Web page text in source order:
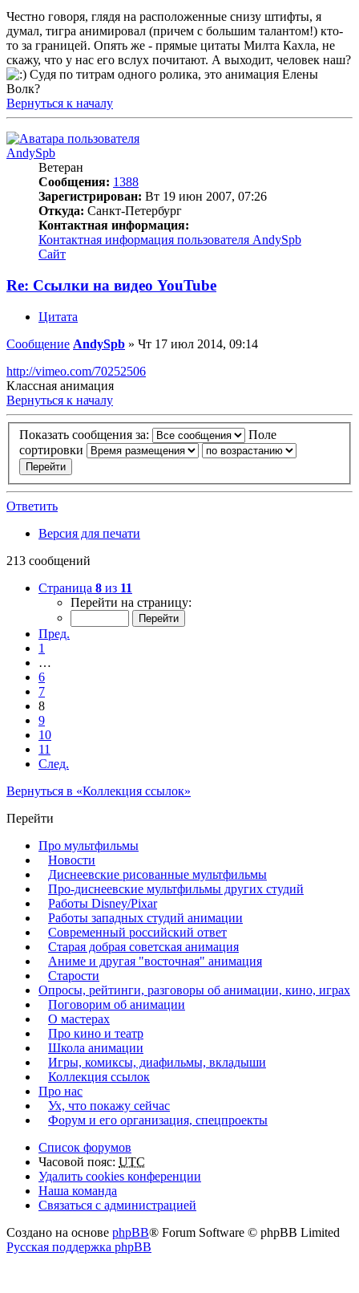
Честно говоря, глядя на расположенные снизу штифты, я
думал, тигра анимировал (причем с большим талантом!) кто-
то за границей. Опять же - прямые цитаты Милта Кахла, не
скажу, что у нас его вслух почитают. А выходит, человек наш?
Судя по титрам одного ролика, это анимация Елены
Волк?
Вернуться к началу
AndySpb
Ветеран
Сообщения: 1388
Зарегистрирован: Вт 19 июн 2007, 07:26
Откуда: Санкт-Петербург
Контактная информация:
Контактная информация пользователя AndySpb
Сайт
Re: Ссылки на видео YouTube
Цитата
Сообщение AndySpb » Чт 17 июл 2014, 09:14
http://vimeo.com/70252506
Классная анимация
Вернуться к началу
Показать сообщения за:
Поле
сортировки
Ответить
Версия для печати
213 сообщений
Страница 8 из 11
Перейти на страницу:
Пред.
1
…
6
7
8
9
10
11
След.
Вернуться в «Коллекция ссылок»
Перейти
Про мультфильмы
Новости
Диснеевские рисованные мультфильмы
Про-диснеевские мультфильмы других студий
Работы Disney/Pixar
Работы западных студий анимации
Современный российский ответ
Старая добрая советская анимация
Аниме и другая "восточная" анимация
Старости
Опросы, рейтинги, разговоры об анимации, кино, играх
Поговорим об анимации
О мастерах
Про кино и театр
Школа анимации
Игры, комиксы, диафильмы, вкладыши
Коллекция ссылок
Про нас
Ух, что покажу сейчас
Форум и его организация, спецпроекты
Список форумов
Часовой пояс: UTC
Удалить cookies конференции
Наша команда
Связаться с администрацией
Создано на основе phpBB® Forum Software © phpBB Limited
Русская поддержка phpBB